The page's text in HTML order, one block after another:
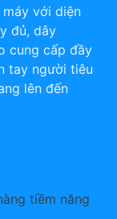
máy với diện
đủ, dây
cung cấp đầy
tay người tiêu
lên đến